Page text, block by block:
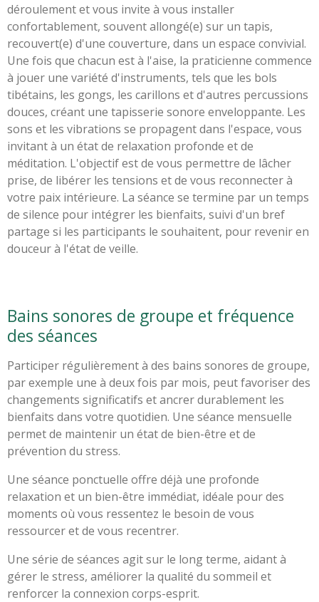
déroulement et vous invite à vous installer
confortablement, souvent allongé(e) sur un tapis,
recouvert(e) d'une couverture, dans un espace convivial.
Une fois que chacun est à l'aise, la praticienne commence
à jouer une variété d'instruments, tels que les bols
tibétains, les gongs, les carillons et d'autres percussions
douces, créant une tapisserie sonore enveloppante. Les
sons et les vibrations se propagent dans l'espace, vous
invitant à un état de relaxation profonde et de
méditation. L'objectif est de vous permettre de lâcher
prise, de libérer les tensions et de vous reconnecter à
votre paix intérieure. La séance se termine par un temps
de silence pour intégrer les bienfaits, suivi d'un bref
partage si les participants le souhaitent, pour revenir en
douceur à l'état de veille.
Bains sonores de groupe et fréquence
des séances
Participer régulièrement à des bains sonores de groupe,
par exemple une à deux fois par mois, peut favoriser des
changements significatifs et ancrer durablement les
bienfaits dans votre quotidien. Une séance mensuelle
permet de maintenir un état de bien-être et de
prévention du stress.
Une séance ponctuelle offre déjà une profonde
relaxation et un bien-être immédiat, idéale pour des
moments où vous ressentez le besoin de vous
ressourcer et de vous recentrer.
Une série de séances agit sur le long terme, aidant à
gérer le stress, améliorer la qualité du sommeil et
renforcer la connexion corps-esprit.